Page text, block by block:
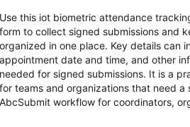
Use this iot biometric attendance
form to collect signed submissions and
organized in one place. Key details can
appointment date and time, and other
needed for signed submissions. It is a
for teams and organizations that need a
AbcSubmit workflow for coordinators,